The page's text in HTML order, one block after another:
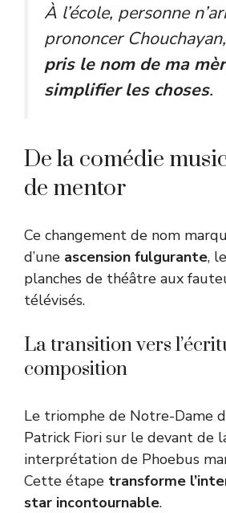
À l’école, personne
prononcer
pris le nom de ma
simplifier les choses.
De la comédie
de mentor
Ce changement de nom
d’une ascension fulgurante,
planches de théâtre aux
télévisés.
La transition vers
composition
Le triomphe de Notre-Dame
Patrick Fiori sur le devant de
interprétation de Phoebus
Cette étape transforme
star incontournable.